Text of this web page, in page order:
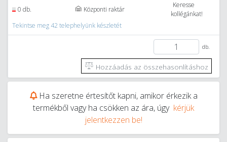
0 db. Központi raktár
Keresse
kollégánkat!
Tekintse meg 42 telephelyünk készletét
db.
Hozzáadás az összehasonlításhoz
Ha szeretne értesítőt kapni, amikor érkezik a
termékből vagy ha csökken az ára, úgy kérjük
jelentkezzen be!